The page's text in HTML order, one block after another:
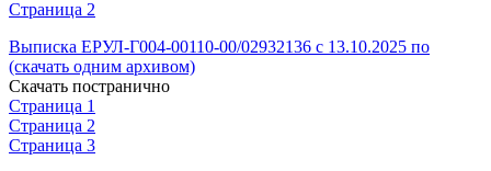
Страница 2
Выписка ЕРУЛ-Г004-00110-00/02932136 с 13.10.2025 по
(скачать одним архивом)
Скачать постранично
Страница 1
Страница 2
Страница 3